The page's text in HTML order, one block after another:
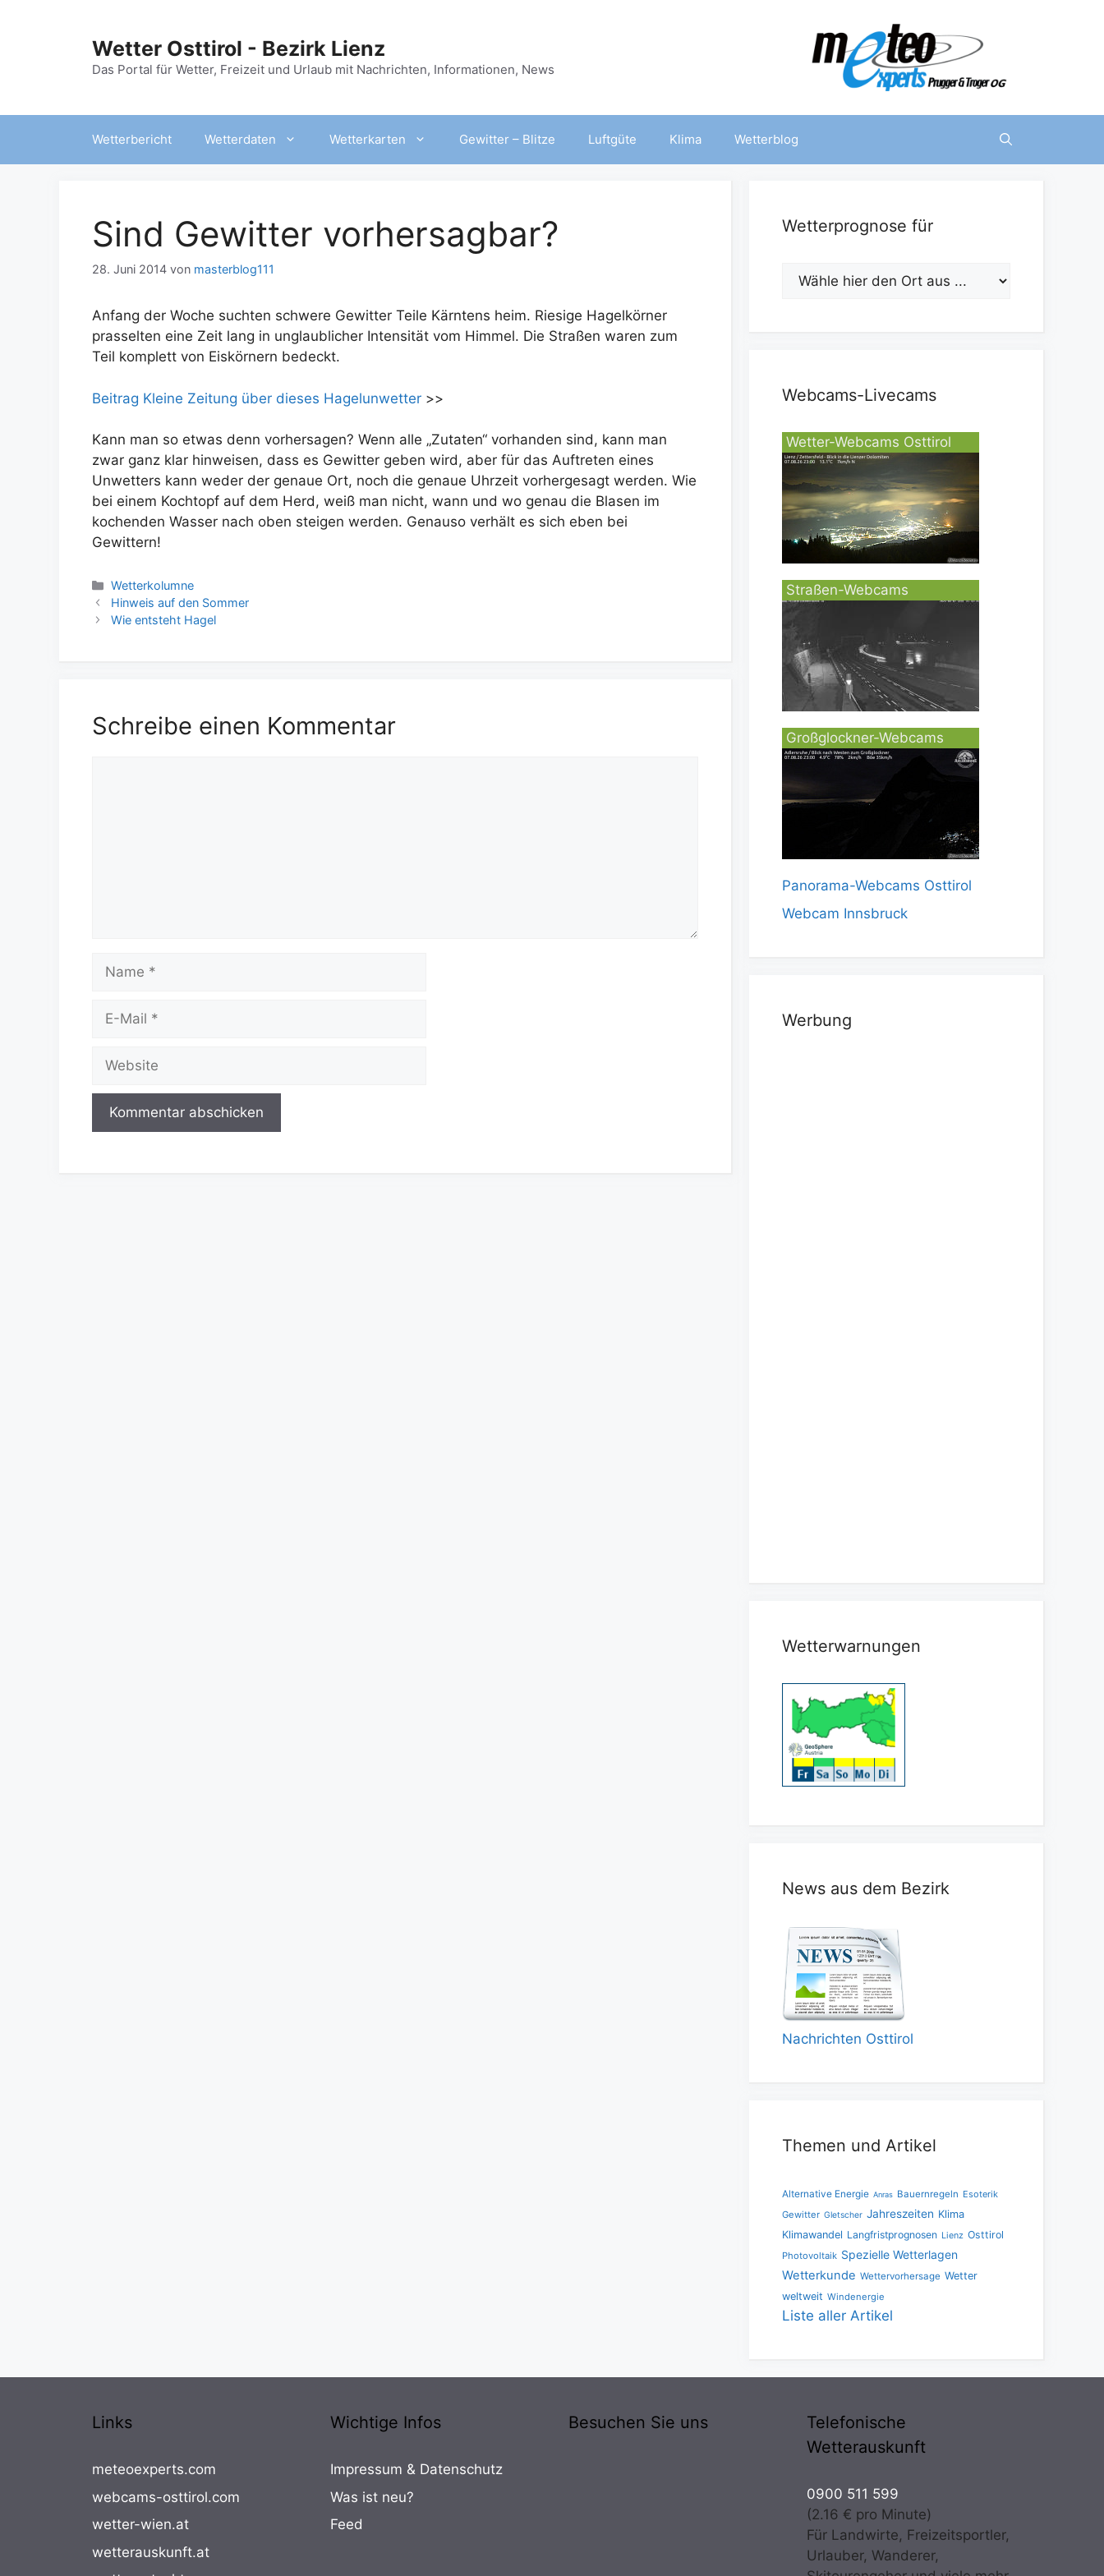
Wetter Osttirol - Bezirk Lienz
Das Portal für Wetter, Freizeit und Urlaub mit Nachrichten, Informationen, News
Wetterbericht Wetterdaten Wetterkarten Gewitter – Blitze Luftgüte Klima Wetterblog
Sind Gewitter vorhersagbar?
28. Juni 2014 von masterblog111
Anfang der Woche suchten schwere Gewitter Teile Kärntens heim. Riesige Hagelkörner
prasselten eine Zeit lang in unglaublicher Intensität vom Himmel. Die Straßen waren zum
Teil komplett von Eiskörnern bedeckt.
Beitrag Kleine Zeitung über dieses Hagelunwetter >>
Kann man so etwas denn vorhersagen? Wenn alle „Zutaten“ vorhanden sind, kann man
zwar ganz klar hinweisen, dass es Gewitter geben wird, aber für das Auftreten eines
Unwetters kann weder der genaue Ort, noch die genaue Uhrzeit vorhergesagt werden. Wie
bei einem Kochtopf auf dem Herd, weiß man nicht, wann und wo genau die Blasen im
kochenden Wasser nach oben steigen werden. Genauso verhält es sich eben bei
Gewittern!
Kategorien
Wetterkolumne
Hinweis auf den Sommer
Wie entsteht Hagel
Schreibe einen Kommentar
Name
Website
Wetterprognose für
Webcams-Livecams
Wetter-Webcams Osttirol
Straßen-Webcams
Großglockner-Webcams
Panorama-Webcams Osttirol
Webcam Innsbruck
Werbung
Wetterwarnungen
News aus dem Bezirk
Nachrichten Osttirol
Themen und Artikel
Alternative Energie Anras Bauernregeln Esoterik
Gewitter Gletscher Jahreszeiten Klima
Klimawandel Langfristprognosen Lienz Osttirol
Photovoltaik Spezielle Wetterlagen
Wetterkunde Wettervorhersage Wetter
weltweit Windenergie
Liste aller Artikel
Links
meteoexperts.com
webcams-osttirol.com
wetter-wien.at
wetterauskunft.at
Wichtige Infos
Impressum & Datenschutz
Was ist neu?
Feed
Besuchen Sie uns
Telefonische
Wetterauskunft
0900 511 599
(2.16 € pro Minute)
Für Landwirte, Freizeitsportler,
Urlauber, Wanderer,